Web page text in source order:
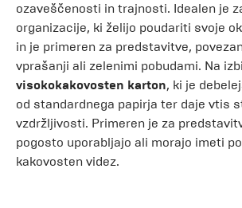
ozaveščenosti in trajnosti. Idealen je
organizacije, ki želijo poudariti svoje
in je primeren za predstavitve,
vprašanji ali zelenimi pobudami. Na
visokokakovosten karton, ki je
od standardnega papirja ter daje vtis
vzdržljivosti. Primeren je za
pogosto uporabljajo ali morajo imeti
kakovosten videz.